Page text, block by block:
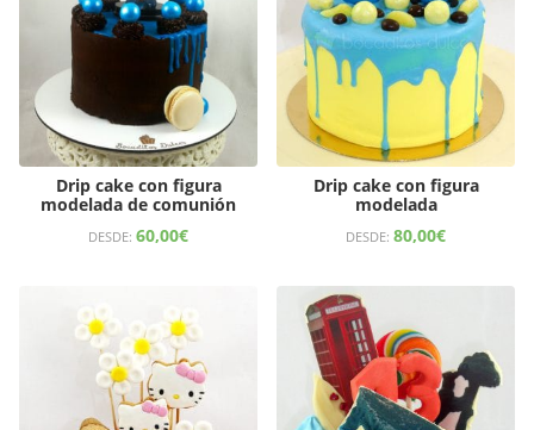
Drip cake con figura
modelada de comunión
DESDE: 60,00€
Drip cake con figura
modelada
DESDE: 80,00€